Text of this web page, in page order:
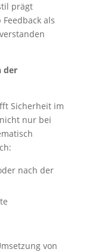
prägt
als
der
Sicherheit im
nur bei
nach der
von